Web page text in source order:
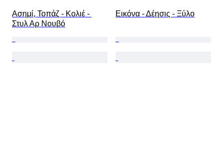
Ασημί, Τοπάζ - Κολιέ -
Στυλ Αρ Νουβό
Εικόνα - Δέησις - Ξύλο